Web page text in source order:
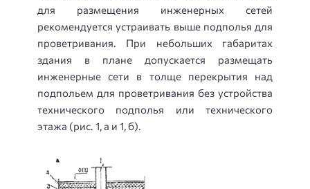
для размещения инженерных сетей
рекомендуется устраивать выше подполья для
проветривания. При небольших габаритах
здания в плане допускается размещать
инженерные сети в толще перекрытия над
подпольем для проветривания без устройства
технического подполья или технического
этажа (рис. 1, а и 1, б).